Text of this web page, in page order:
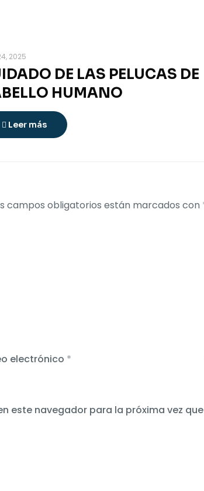
2025
DE LAS PELUCAS DE
HUMANO
Leer más
campos obligatorios están marcados con
electrónico *
este navegador para la próxima vez